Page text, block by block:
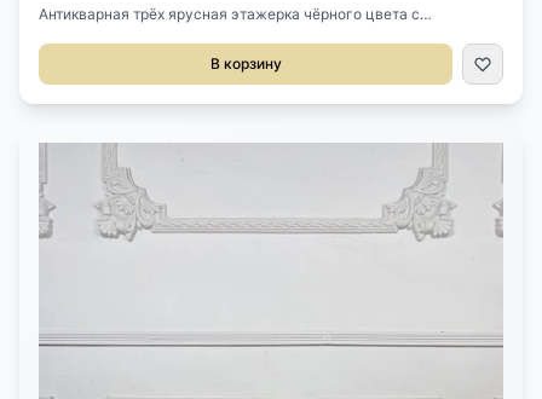
Антикварная трёх ярусная этажерка чёрного цвета с
В корзину